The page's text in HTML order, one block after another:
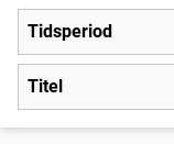
Tidsperiod
Titel